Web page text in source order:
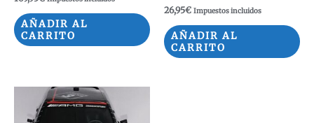
con
de
5
AÑADIR AL
CARRITO
Valorado
con
de
5
26,95€ Impuestos incluidos
AÑADIR AL
CARRITO